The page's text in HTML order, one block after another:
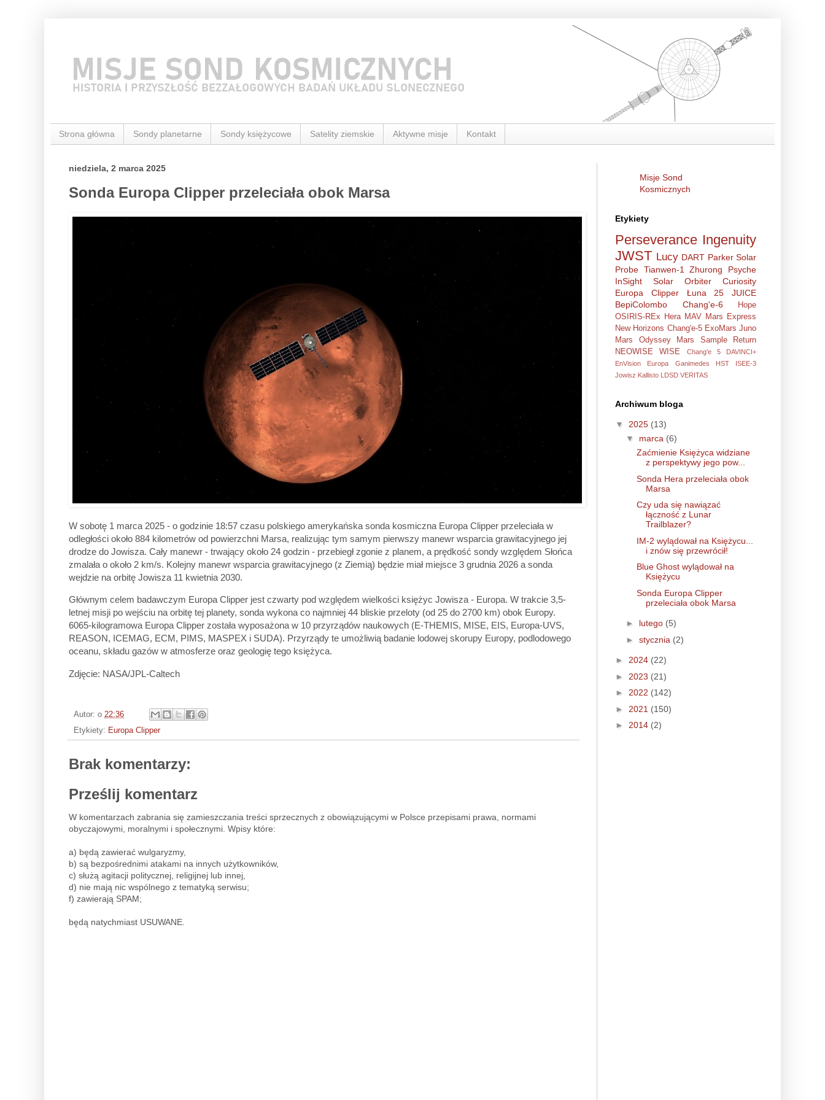
Strona główna Sondy planetarne Sondy księżycowe Satelity ziemskie Aktywne misje Kontakt
niedziela, 2 marca 2025
Sonda Europa Clipper przeleciała obok Marsa
W sobotę 1 marca 2025 - o godzinie 18:57 czasu polskiego amerykańska sonda kosmiczna Europa Clipper przeleciała w
odległości około 884 kilometrów od powierzchni Marsa, realizując tym samym pierwszy manewr wsparcia grawitacyjnego jej
drodze do Jowisza. Cały manewr - trwający około 24 godzin - przebiegł zgonie z planem, a prędkość sondy względem Słońca
zmalała o około 2 km/s. Kolejny manewr wsparcia grawitacyjnego (z Ziemią) będzie miał miejsce 3 grudnia 2026 a sonda
wejdzie na orbitę Jowisza 11 kwietnia 2030.
Głównym celem badawczym Europa Clipper jest czwarty pod względem wielkości księżyc Jowisza - Europa. W trakcie 3,5-
letnej misji po wejściu na orbitę tej planety, sonda wykona co najmniej 44 bliskie przeloty (od 25 do 2700 km) obok Europy.
6065-kilogramowa Europa Clipper została wyposażona w 10 przyrządów naukowych (E-THEMIS, MISE, EIS, Europa-UVS,
REASON, ICEMAG, ECM, PIMS, MASPEX i SUDA). Przyrządy te umożliwią badanie lodowej skorupy Europy, podlodowego
oceanu, składu gazów w atmosferze oraz geologię tego księżyca.
Zdjęcie: NASA/JPL-Caltech
Autor: o 22:36
Etykiety: Europa Clipper
Brak komentarzy:
Prześlij komentarz
W komentarzach zabrania się zamieszczania treści sprzecznych z obowiązującymi w Polsce przepisami prawa, normami
obyczajowymi, moralnymi i społecznymi. Wpisy które:
a) będą zawierać wulgaryzmy,
b) są bezpośrednimi atakami na innych użytkowników,
c) służą agitacji politycznej, religijnej lub innej,
d) nie mają nic wspólnego z tematyką serwisu;
f) zawierają SPAM;
będą natychmiast USUWANE.
Misje Sond
Kosmicznych
Etykiety
Perseverance Ingenuity
JWST Lucy DART Parker Solar
Probe Tianwen-1 Zhurong
Psyche
InSight
Solar Orbiter
Curiosity
Europa Clipper
Łuna 25
JUICE
BepiColombo
Chang'e-6
Hope
OSIRIS-REx
Hera MAV Mars Express
New Horizons Chang'e-5 ExoMars Juno
Mars Odyssey
Mars Sample Return
NEOWISE
WISE Chang'e 5
DAVINCI+
EnVision
Europa Ganimedes HST
ISEE-3
Jowisz Kallisto LDSD VERITAS
Archiwum bloga
▼ 2025 (13)
▼ marca (6)
Zaćmienie Księżyca widziane
z perspektywy jego pow...
Sonda Hera przeleciała obok
Marsa
Czy uda się nawiązać
łączność z Lunar
Trailblazer?
IM-2 wylądował na Księżycu...
i znów się przewrócił!
Blue Ghost wylądował na
Księżycu
Sonda Europa Clipper
przeleciała obok Marsa
► lutego (5)
► stycznia (2)
► 2024 (22)
► 2023 (21)
► 2022 (142)
► 2021 (150)
► 2014 (2)